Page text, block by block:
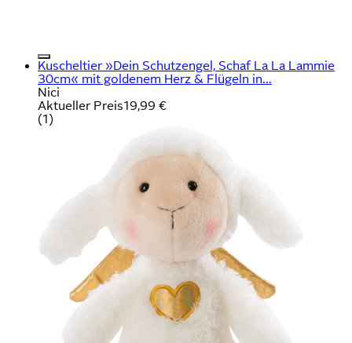
Kuscheltier »Dein Schutzengel, Schaf La La Lammie
30cm« mit goldenem Herz & Flügeln in...
Nici
Aktueller Preis19,99 €
(1)